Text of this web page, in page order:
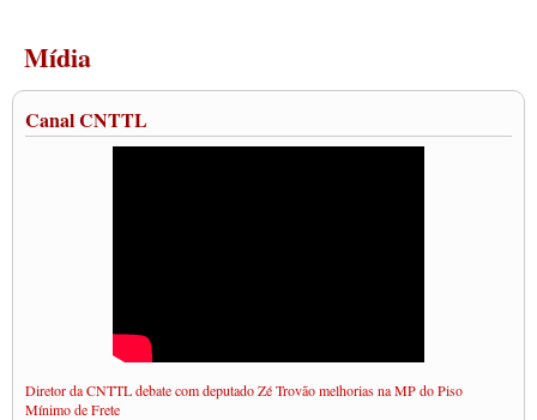
Mídia
Canal CNTTL
Diretor da CNTTL debate com deputado Zé Trovão melhorias na MP do Piso
Mínimo de Frete